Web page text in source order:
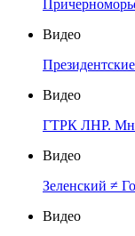
Видео
Видео
ГТРК ЛНР.
Видео
Зеленский ≠
Видео